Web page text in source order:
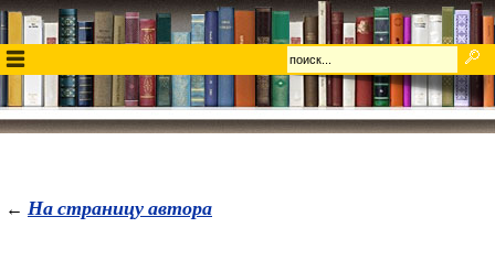
← На страницу автора